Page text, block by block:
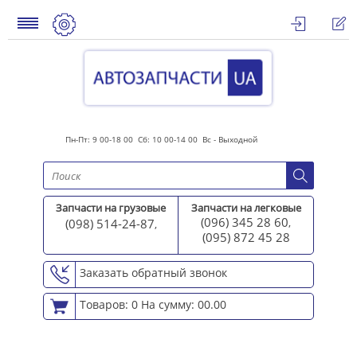
Пн-Пт: 9 00-18 00 Сб: 10 00-14 00 Вс - Выходной
Запчасти на грузовые
(098) 514-24-87,
Запчасти на легковые
(096) 345 28 60,
(095) 872 45 28
Заказать обратный звонок
Товаров: 0 На сумму: 00.00